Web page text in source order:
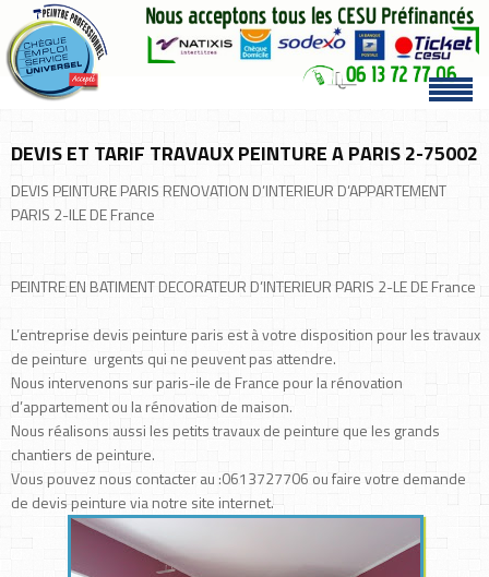
DEVIS ET TARIF TRAVAUX PEINTURE A PARIS 2-75002
DEVIS PEINTURE PARIS RENOVATION D’INTERIEUR D’APPARTEMENT
PARIS 2-ILE DE France
PEINTRE EN BATIMENT DECORATEUR D’INTERIEUR PARIS 2-LE DE France
L’entreprise devis peinture paris est à votre disposition pour les travaux
de peinture urgents qui ne peuvent pas attendre.
Nous intervenons sur paris-ile de France pour la rénovation
d’appartement ou la rénovation de maison.
Nous réalisons aussi les petits travaux de peinture que les grands
chantiers de peinture.
Vous pouvez nous contacter au :0613727706 ou faire votre demande
de devis peinture via notre site internet.